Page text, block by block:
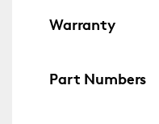
Warranty
Part Numbers